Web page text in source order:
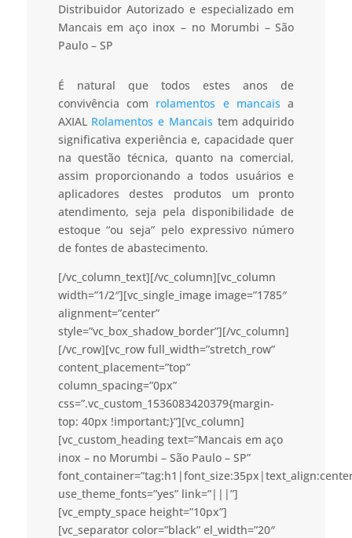
Distribuidor Autorizado e especializado em
Mancais em aço inox – no Morumbi – São
Paulo – SP
É natural que todos estes anos de
convivência com rolamentos e mancais a
AXIAL Rolamentos e Mancais tem adquirido
significativa experiência e, capacidade quer
na questão técnica, quanto na comercial,
assim proporcionando a todos usuários e
aplicadores destes produtos um pronto
atendimento, seja pela disponibilidade de
estoque “ou seja” pelo expressivo número
de fontes de abastecimento.
[/vc_column_text][/vc_column][vc_column
width=”1/2″][vc_single_image image=”1785″
alignment=”center”
style=”vc_box_shadow_border”][/vc_column]
[/vc_row][vc_row full_width=”stretch_row”
content_placement=”top”
column_spacing=”0px”
css=”.vc_custom_1536083420379{margin-
top: 40px !important;}”][vc_column]
[vc_custom_heading text=”Mancais em aço
inox – no Morumbi – São Paulo – SP”
use_theme_fonts=”yes” link=”|||”]
[vc_empty_space height=”10px”]
[vc_separator color=”black” el_width=”20″